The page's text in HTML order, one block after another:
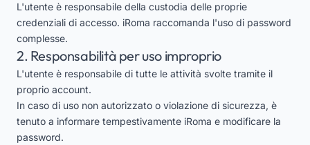
L'utente è responsabile della custodia delle proprie
credenziali di accesso. iRoma raccomanda l'uso di password
complesse.
2. Responsabilità per uso improprio
L'utente è responsabile di tutte le attività svolte tramite il
proprio account.
In caso di uso non autorizzato o violazione di sicurezza, è
tenuto a informare tempestivamente iRoma e modificare la
password.